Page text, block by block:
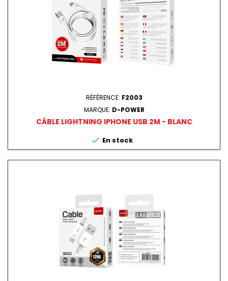
RÉFÉRENCE: F2003
MARQUE: D-POWER
CÂBLE LIGHTNING IPHONE USB 2M - BLANC
 En stock